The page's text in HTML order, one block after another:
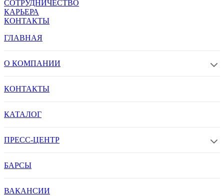
СОТРУДНИЧЕСТВО
КАРЬЕРА
КОНТАКТЫ
ГЛАВНАЯ
О КОМПАНИИ
КОНТАКТЫ
КАТАЛОГ
ПРЕСС-ЦЕНТР
БАРСЫ
ВАКАНСИИ